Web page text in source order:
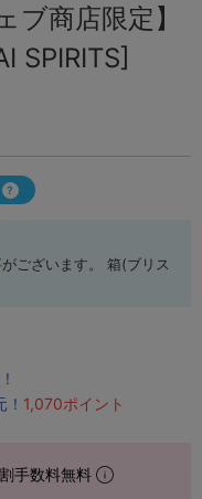
ブ商店限定】
SPIRITS]
ございます。 箱(ブリス
1,070ポイント
手数料無料